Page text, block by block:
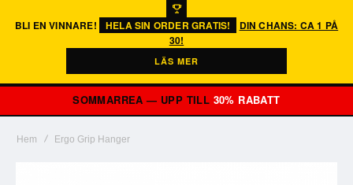
BLI EN VINNARE! HELA SIN ORDER GRATIS!
DIN CHANS: CA 1 PÅ
30!
LÄS MER
SOMMARREA — UPP TILL 30% RABATT
Hem Ergo Grip Hanger